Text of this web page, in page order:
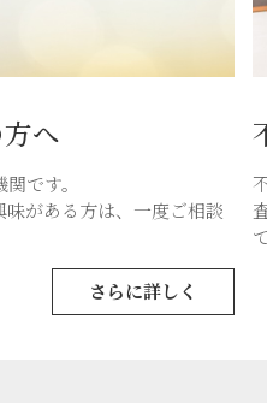
へ
です。
がある方は、一度ご相談
さらに詳しく